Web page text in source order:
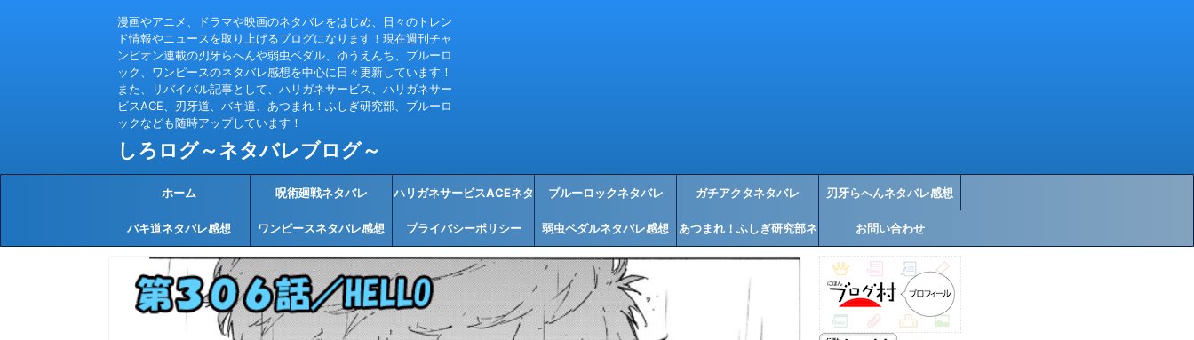
漫画やアニメ、ドラマや映画のネタバレをはじめ、日々のトレン
ド情報やニュースを取り上げるブログになります！現在週刊チャ
ンピオン連載の刃牙らへんや弱虫ペダル、ゆうえんち、ブルーロ
ック、ワンピースのネタバレ感想を中心に日々更新しています！
また、リバイバル記事として、ハリガネサービス、ハリガネサー
ビスACE、刃牙道、バキ道、あつまれ！ふしぎ研究部、ブルーロ
ックなども随時アップしています！
しろログ～ネタバレブログ～
ホーム 呪術廻戦ネタバレ ハリガネサービスACEネタ
バレ感想
ブルーロックネタバレ ガチアクタネタバレ 刃牙らへんネタバレ感想
バキ道ネタバレ感想 ワンピースネタバレ感想 プライバシーポリシー 弱虫ペダルネタバレ感想 あつまれ！ふしぎ研究部ネ
タバレ感想
お問い合わせ